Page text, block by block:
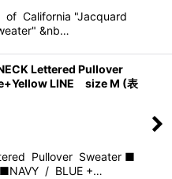
of California "Jacquard
&nb…
Lettered Pullover
LINE size M (表
Pullover Sweater ■
/ BLUE +…